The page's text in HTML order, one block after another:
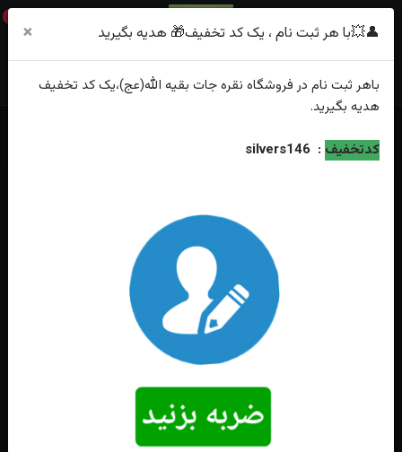
0
خانه فهرست محصولات
👤💥با هر ثبت نام ، یک کد تخفیف🎁 هدیه بگیرید ×
باهر ثبت نام در فروشگاه نقره جات بقیه الله(عج)،یک کد تخفیف
هدیه بگیرید.
کدتخفیف :
silvers146